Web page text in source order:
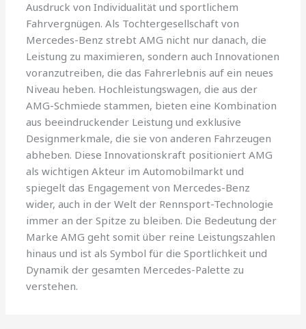
Ausdruck von Individualität und sportlichem
Fahrvergnügen. Als Tochtergesellschaft von
Mercedes-Benz strebt AMG nicht nur danach, die
Leistung zu maximieren, sondern auch Innovationen
voranzutreiben, die das Fahrerlebnis auf ein neues
Niveau heben. Hochleistungswagen, die aus der
AMG-Schmiede stammen, bieten eine Kombination
aus beeindruckender Leistung und exklusive
Designmerkmale, die sie von anderen Fahrzeugen
abheben. Diese Innovationskraft positioniert AMG
als wichtigen Akteur im Automobilmarkt und
spiegelt das Engagement von Mercedes-Benz
wider, auch in der Welt der Rennsport-Technologie
immer an der Spitze zu bleiben. Die Bedeutung der
Marke AMG geht somit über reine Leistungszahlen
hinaus und ist als Symbol für die Sportlichkeit und
Dynamik der gesamten Mercedes-Palette zu
verstehen.